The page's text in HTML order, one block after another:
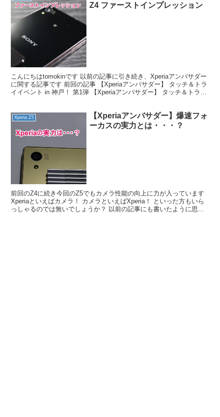
Z4 ファーストインプレッション
こんにちはtomokinです 以前の記事に引き続き、Xperiaアンバサダー
に関する記事です 前回の記事 【Xperiaアンバサダー】 タッチ＆トラ
イイベント in 神戸！ 第1弾 【Xperiaアンバサダー】 タッチ＆トライ
Xperia Z5
【Xperiaアンバサダー】爆速フォ
ーカスの実力とは・・・？
前回のZ4に続き今回のZ5でもカメラ性能の向上に力が入っています
Xperiaといえばカメラ！ カメラといえばXperia！ といった方もいら
っしゃるのでは無いでしょうか？ 以前の記事にも書いたように思い